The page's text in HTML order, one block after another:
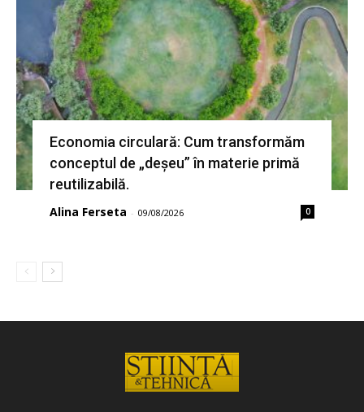
Economia circulară: Cum transformăm
conceptul de „deșeu” în materie primă
reutilizabilă.
Alina Ferseta - 09/08/2026 0